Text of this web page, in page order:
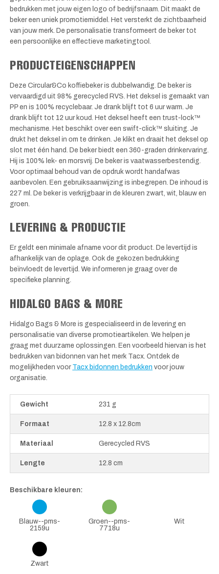
bedrukken met jouw eigen logo of bedrijfsnaam. Dit maakt de
beker een uniek promotiemiddel. Het versterkt de zichtbaarheid
van jouw merk. De personalisatie transformeert de beker tot
een persoonlijke en effectieve marketingtool.
PRODUCTEIGENSCHAPPEN
Deze Circular&Co koffiebeker is dubbelwandig. De beker is
vervaardigd uit 98% gerecycled RVS. Het deksel is gemaakt van
PP en is 100% recyclebaar. Je drank blijft tot 6 uur warm. Je
drank blijft tot 12 uur koud. Het deksel heeft een trust-lock™
mechanisme. Het beschikt over een swift-click™ sluiting. Je
drukt het deksel in om te drinken. Je klikt en draait het deksel op
slot met één hand. De beker biedt een 360-graden drinkervaring.
Hij is 100% lek- en morsvrij. De beker is vaatwasserbestendig.
Voor optimaal behoud van de opdruk wordt handafwas
aanbevolen. Een gebruiksaanwijzing is inbegrepen. De inhoud is
227 ml. De beker is verkrijgbaar in de kleuren zwart, wit, blauw en
groen.
LEVERING & PRODUCTIE
Er geldt een minimale afname voor dit product. De levertijd is
afhankelijk van de oplage. Ook de gekozen bedrukking
beïnvloedt de levertijd. We informeren je graag over de
specifieke planning.
HIDALGO BAGS & MORE
Hidalgo Bags & More is gespecialiseerd in de levering en
personalisatie van diverse promotieartikelen. We helpen je
graag met duurzame oplossingen. Een voorbeeld hiervan is het
bedrukken van bidonnen van het merk Tacx. Ontdek de
mogelijkheden voor Tacx bidonnen bedrukken voor jouw
organisatie.
Gewicht 231 g
Formaat 12.8 x 12.8cm
Materiaal Gerecycled RVS
Lengte 12.8 cm
Beschikbare kleuren:
Blauw--pms-
2159u
Groen--pms-
7718u
Wit
Zwart